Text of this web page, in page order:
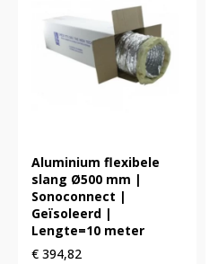
Aluminium flexibele
slang Ø500 mm |
Sonoconnect |
Geïsoleerd |
Lengte=10 meter
€ 394,82